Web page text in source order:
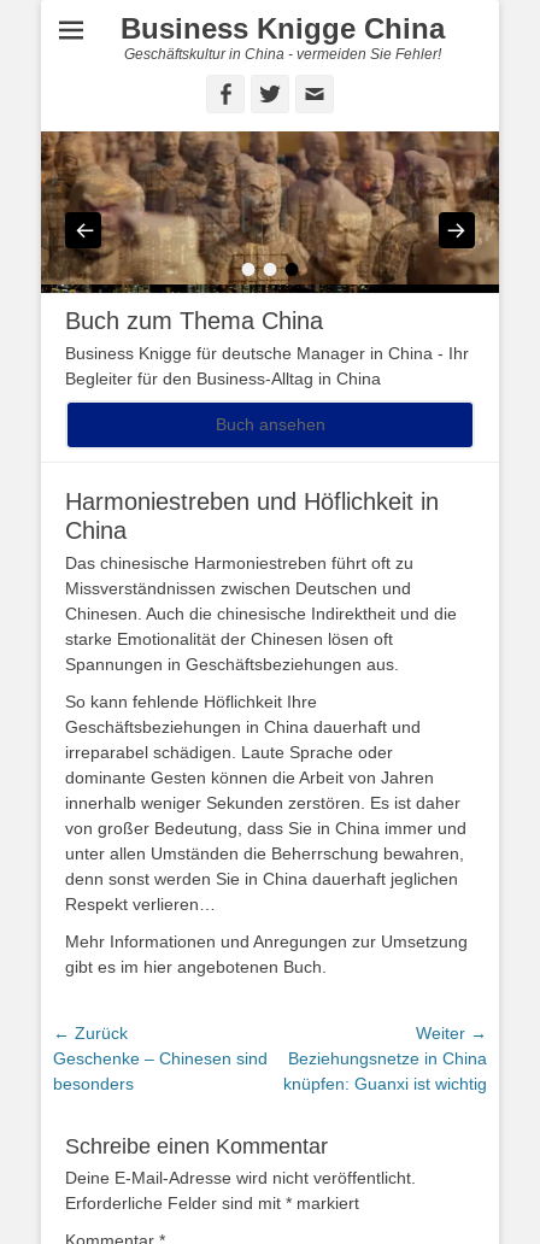
Business Knigge China
Geschäftskultur in China - vermeiden Sie Fehler!
Facebook
Twitter
•••
Buch zum Thema China
Business Knigge für deutsche Manager in China - Ihr
Begleiter für den Business-Alltag in China
Buch ansehen
Harmoniestreben und Höflichkeit in
China
Das chinesische Harmoniestreben führt oft zu
Missverständnissen zwischen Deutschen und
Chinesen. Auch die chinesische Indirektheit und die
starke Emotionalität der Chinesen lösen oft
Spannungen in Geschäftsbeziehungen aus.
So kann fehlende Höflichkeit Ihre
Geschäftsbeziehungen in China dauerhaft und
irreparabel schädigen. Laute Sprache oder
dominante Gesten können die Arbeit von Jahren
innerhalb weniger Sekunden zerstören. Es ist daher
von großer Bedeutung, dass Sie in China immer und
unter allen Umständen die Beherrschung bewahren,
denn sonst werden Sie in China dauerhaft jeglichen
Respekt verlieren…
Mehr Informationen und Anregungen zur Umsetzung
gibt es im hier angebotenen Buch.
Beitragsnavigation
← Zurück
Vorheriger
Beitrag:
Geschenke – Chinesen sind
besonders
Weiter →
Nächster
Beitrag:
Beziehungsnetze in China
knüpfen: Guanxi ist wichtig
Schreibe einen Kommentar
Deine E-Mail-Adresse wird nicht veröffentlicht.
Erforderliche Felder sind mit * markiert
Kommentar *